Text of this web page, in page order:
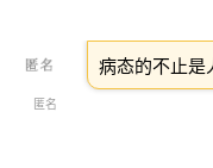
匿名
病态的不止